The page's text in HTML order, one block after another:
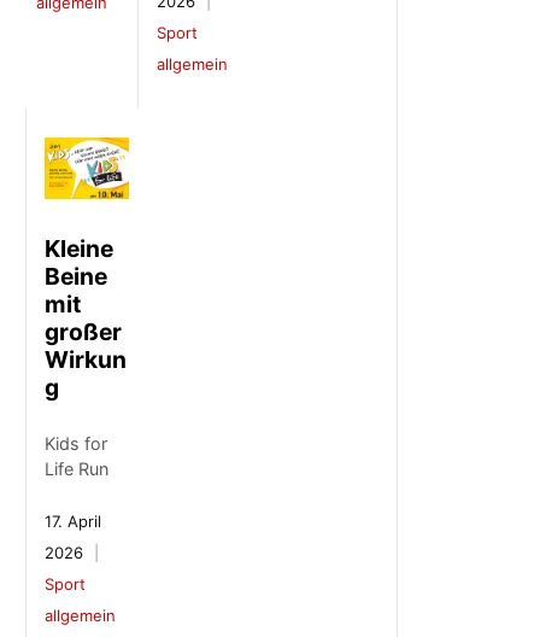
Sport
allgemein
Kleine
Beine
mit
großer
Wirkun
g
Kids for
Life Run
17. April
2026
Sport
allgemein